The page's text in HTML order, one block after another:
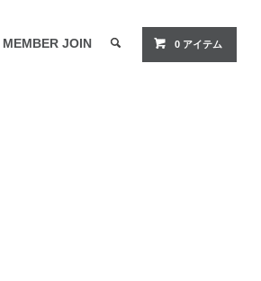
MEMBER JOIN 0 アイテム